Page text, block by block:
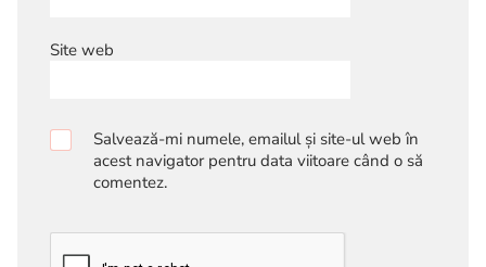
Site web
Salvează-mi numele, emailul și site-ul web în
acest navigator pentru data viitoare când o să
comentez.